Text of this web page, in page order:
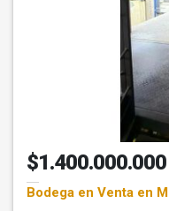
$1.400.000.000
Bodega en Venta en